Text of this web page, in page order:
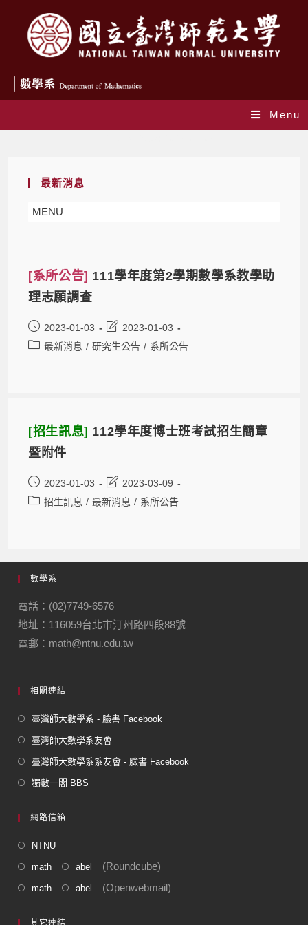
Menu
最新消息
MENU
[系所公告] 111學年度第2學期數學系教學助
理志願調查
2023-01-03
2023-01-03
最新消息 / 研究生公告 / 系所公告
[招生訊息] 112學年度博士班考試招生簡章
暨附件
2023-01-03
2023-03-09
招生訊息 / 最新消息 / 系所公告
數學系
電話：(02)7749-6576
地址：116059台北市汀州路四段88號
電郵：math@ntnu.edu.tw
相關連結
臺灣師大數學系 - 臉書 Facebook
臺灣師大數學系友會
臺灣師大數學系系友會 - 臉書 Facebook
獨數一閣 BBS
網路信箱
NTNU
math abel (Roundcube)
math abel (Openwebmail)
其它連結